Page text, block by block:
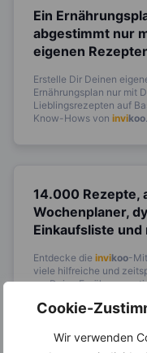
Cookie-
Wir verwenden
Ein
abgestimmt nur
eigenen
Erstelle Dir Deinen
Ernährungsplan nur mit
Lieblingsrezepten auf
Know-Hows von invikoo
14.000 Rezepte,
Wochenplaner,
Einkaufsliste und
Entdecke die invikoo-
viele hilfreiche und
um Deine Ernährung